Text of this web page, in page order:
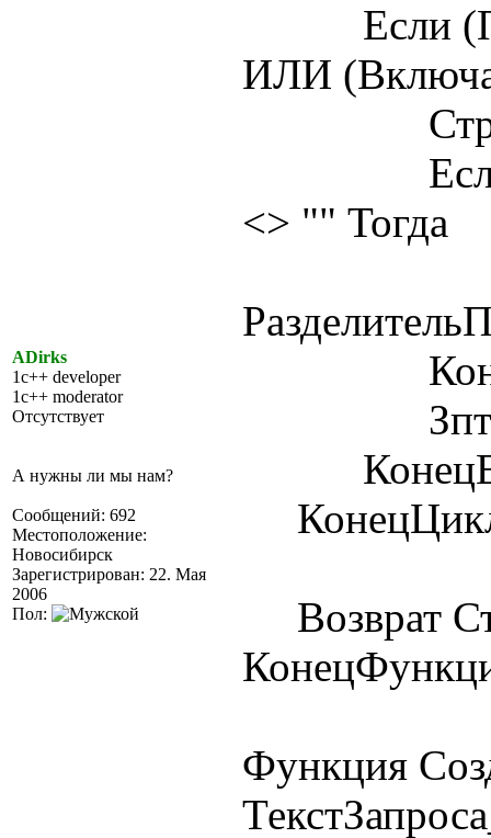
ADirks
1c++ developer
1c++ moderator
Отсутствует
А нужны ли мы нам?
Сообщений: 692
Местоположение:
Новосибирск
Зарегистрирован: 22. Мая
2006
Пол:
Если
ИЛИ
Стр =
Если
<> "" Тогда
Зпт =
Возврат
Функция